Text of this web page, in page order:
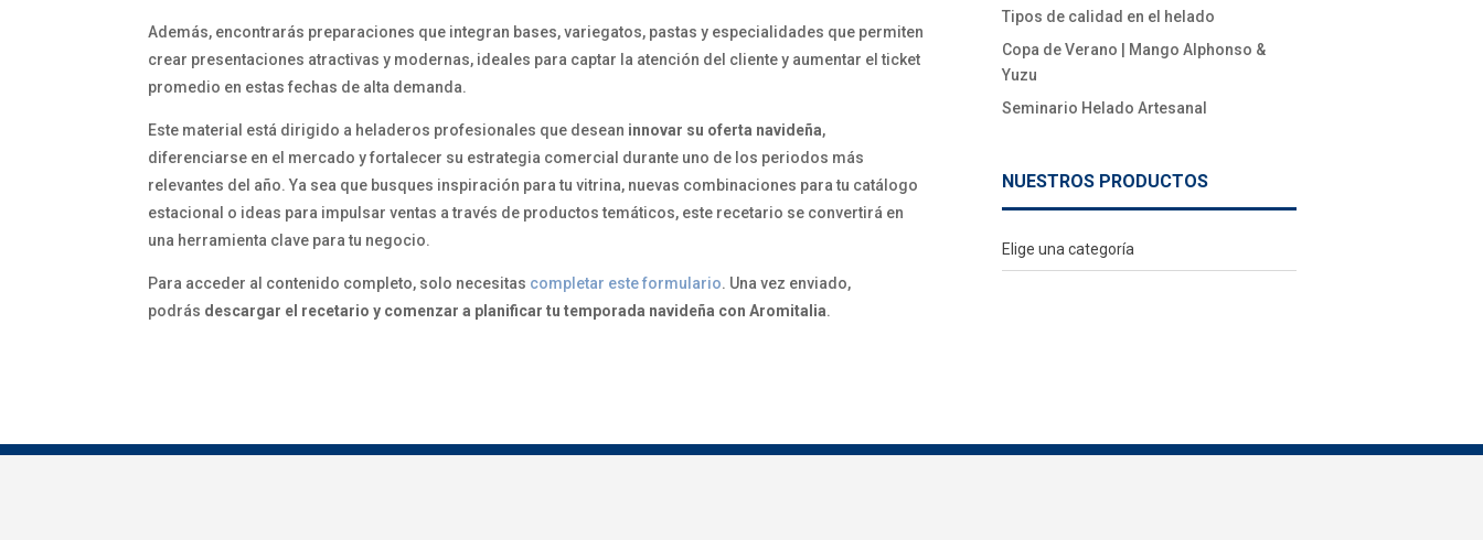
Además, encontrarás preparaciones que integran bases, variegatos, pastas y especialidades que permiten
crear presentaciones atractivas y modernas, ideales para captar la atención del cliente y aumentar el ticket
promedio en estas fechas de alta demanda.
Este material está dirigido a heladeros profesionales que desean innovar su oferta navideña,
diferenciarse en el mercado y fortalecer su estrategia comercial durante uno de los periodos más
relevantes del año. Ya sea que busques inspiración para tu vitrina, nuevas combinaciones para tu catálogo
estacional o ideas para impulsar ventas a través de productos temáticos, este recetario se convertirá en
una herramienta clave para tu negocio.
Para acceder al contenido completo, solo necesitas completar este formulario. Una vez enviado,
podrás descargar el recetario y comenzar a planificar tu temporada navideña con Aromitalia.
Tipos de calidad en el helado
Copa de Verano | Mango Alphonso &
Yuzu
Seminario Helado Artesanal
NUESTROS PRODUCTOS
Elige una categoría